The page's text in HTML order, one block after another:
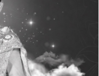
“Generative AI” พลิก
โฉมธุรกิจ SME